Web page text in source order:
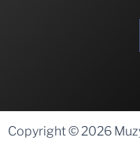
Copyright © 2026